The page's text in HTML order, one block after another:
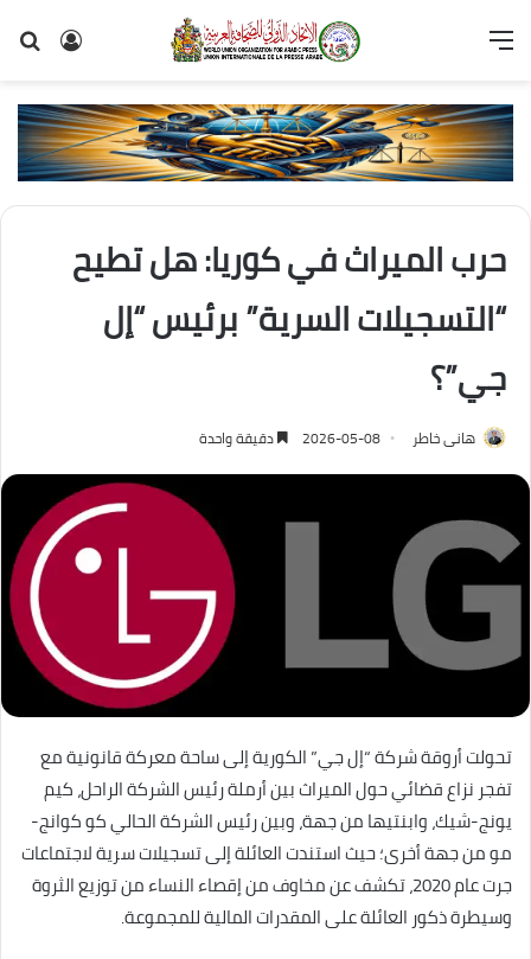
تسجيل
القائمة
حرب الميراث في كوريا: هل تطيح
“التسجيلات السرية” برئيس “إل
جي”؟
هانى خاطر 2026-05-08 دقيقة واحدة
تحولت أروقة شركة “إل جي” الكورية إلى ساحة معركة قانونية مع
تفجر نزاع قضائي حول الميراث بين أرملة رئيس الشركة الراحل، كيم
يونج-شيك، وابنتيها من جهة، وبين رئيس الشركة الحالي كو كوانج-
مو من جهة أخرى؛ حيث استندت العائلة إلى تسجيلات سرية لاجتماعات
جرت عام 2020، تكشف عن مخاوف من إقصاء النساء من توزيع الثروة
وسيطرة ذكور العائلة على المقدرات المالية للمجموعة.